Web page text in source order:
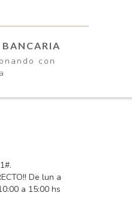
con
De lun a
a 15:00 hs